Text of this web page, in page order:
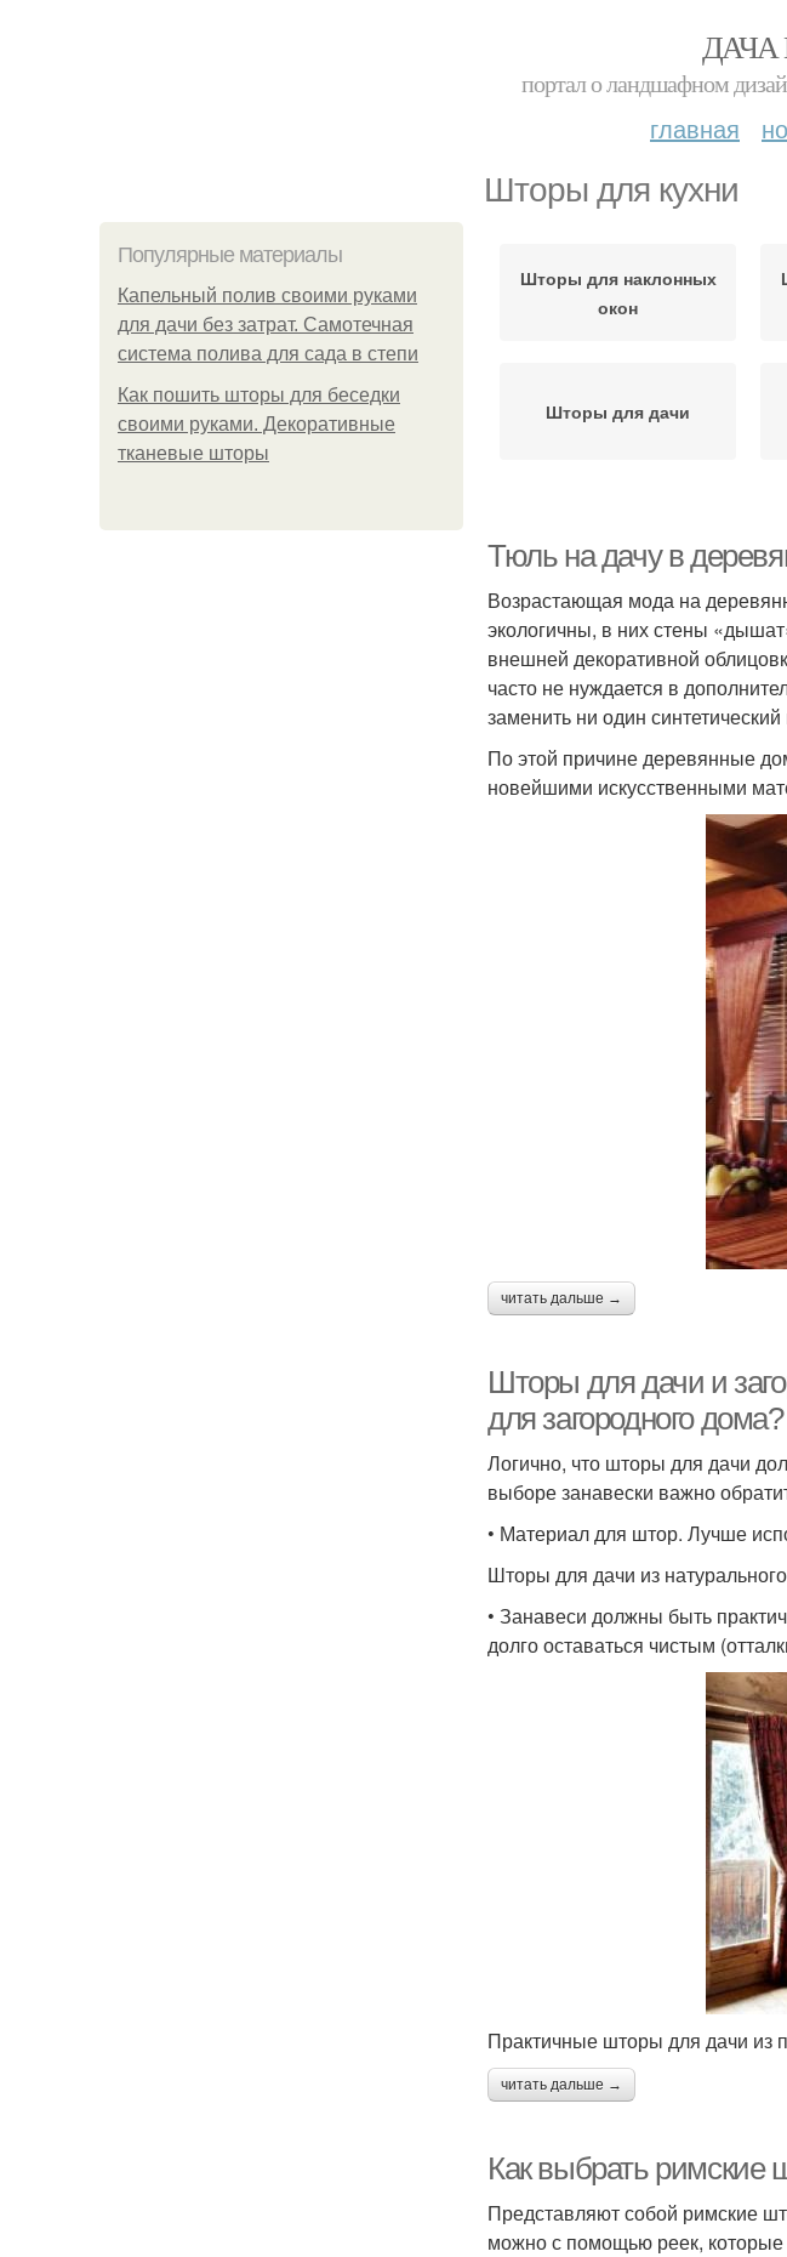
ДАЧА
портал о ландшафном
главная
Шторы для кухни
Популярные материалы
Капельный полив своими руками
для дачи без затрат. Самотечная
система полива для сада в степи
Как пошить шторы для беседки
своими руками. Декоративные
тканевые шторы
Шторы для наклонных
окон
Шторы для дачи
Шторы на кухню
Тканевые шторы
Тюль на дачу в
Возрастающая мода на
экологичны, в них стены
внешней декоративной
часто не нуждается в
заменить ни один
По этой причине деревянные
новейшими искусственными
читать дальше →
Шторы для дачи и
для загородного дома?
Логично, что шторы для дачи
выборе занавески важно
• Материал для штор. Лучше
Шторы для дачи из
• Занавеси должны быть
долго оставаться чистым
Практичные шторы для дачи из
читать дальше →
Как выбрать
Представляют собой римские
можно с помощью реек, которые